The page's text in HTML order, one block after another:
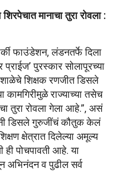
मानाचा तुरा रोवला :
फाउंडेशन, लंडनतर्फे दिला
प्राईज’ पुरस्कार सोलापूरच्या
शाळेचे शिक्षक रणजीत डिसले
कामगिरीमुळे राज्याच्या तसेच
तुरा रोवला गेला आहे.”, असं
डिसले गुरुजींचं कौतुक केलं
क्षेत्रात दिलेल्या अमूल्य
ही पोचपावती आहे. या
अभिनंदन व पुढील सर्व